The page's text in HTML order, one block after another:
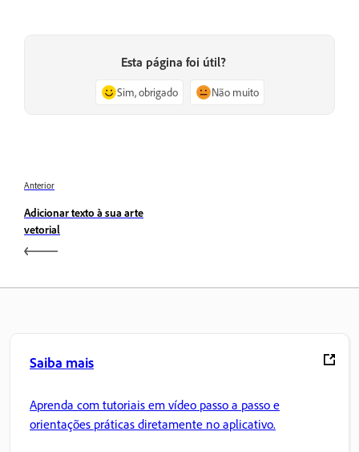
Esta página foi útil?
Sim, obrigado Não muito
Anterior
Adicionar texto à sua arte
vetorial
Saiba mais
Aprenda com tutoriais em vídeo passo a passo e
orientações práticas diretamente no aplicativo.